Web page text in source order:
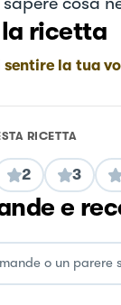
ricetta
sentire la tua
RICETTA
2 3
e